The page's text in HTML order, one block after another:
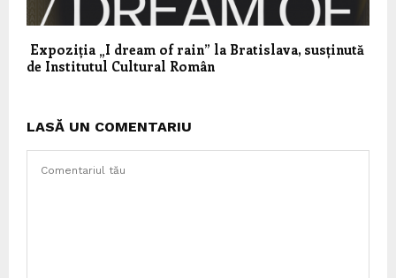
Expoziția „I dream of rain” la Bratislava, susținută
de Institutul Cultural Român
LASĂ UN COMENTARIU